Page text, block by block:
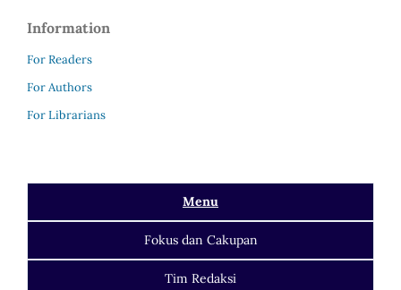
Information
For Readers
For Authors
For Librarians
Menu
Fokusdan Cakupan
Tim Redaksi